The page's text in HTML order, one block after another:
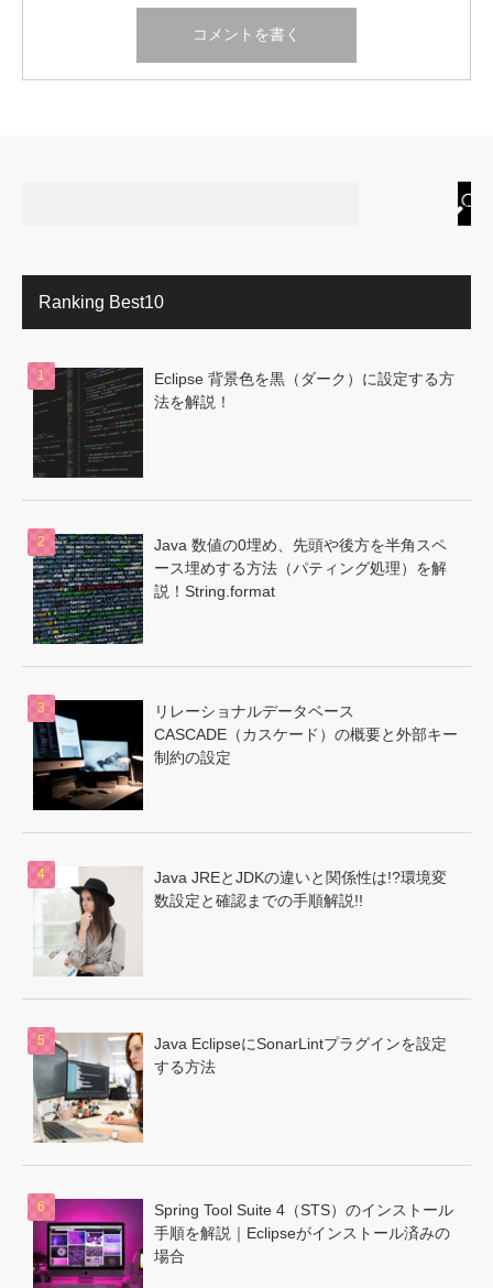
Ranking Best10
Eclipse 背景色を黒（ダーク）に設定する方
法を解説！
Java 数値の0埋め、先頭や後方を半角スペ
ース埋めする方法（パティング処理）を解
説！String.format
リレーショナルデータベース
CASCADE（カスケード）の概要と外部キー
制約の設定
Java JREとJDKの違いと関係性は!?環境変
数設定と確認までの手順解説!!
Java EclipseにSonarLintプラグインを設定
する方法
Spring Tool Suite 4（STS）のインストール
手順を解説｜Eclipseがインストール済みの
場合